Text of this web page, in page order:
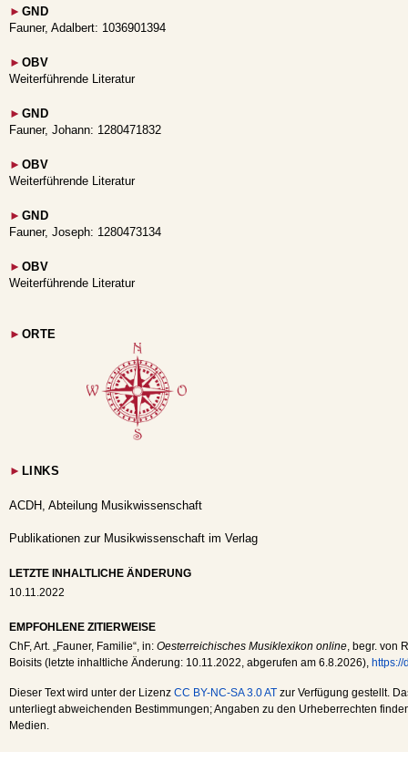
► GND
Fauner, Adalbert: 1036901394
► OBV
Weiterführende Literatur
► GND
Fauner, Johann: 1280471832
► OBV
Weiterführende Literatur
► GND
Fauner, Joseph: 1280473134
► OBV
Weiterführende Literatur
► ORTE
► LINKS
ACDH, Abteilung Musikwissenschaft
Publikationen zur Musikwissenschaft im Verlag
LETZTE INHALTLICHE ÄNDERUNG
10.11.2022
EMPFOHLENE ZITIERWEISE
ChF, Art. „Fauner, Familie“, in: Oesterreichisches Musiklexikon online, begr. von
Boisits (letzte inhaltliche Änderung: 10.11.2022, abgerufen am 6.8.2026),
Dieser Text wird unter der Lizenz CC BY-NC-SA 3.0 AT zur Verfügung gestellt.
unterliegt abweichenden Bestimmungen; Angaben zu den Urheberrechten
Medien.